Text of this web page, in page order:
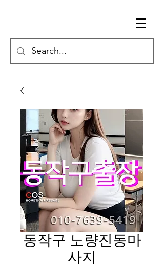
동작구 노량진동마
사지